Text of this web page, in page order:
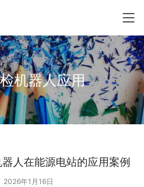
机器人应用
人在能源电站的应用案例
2026年1月16日